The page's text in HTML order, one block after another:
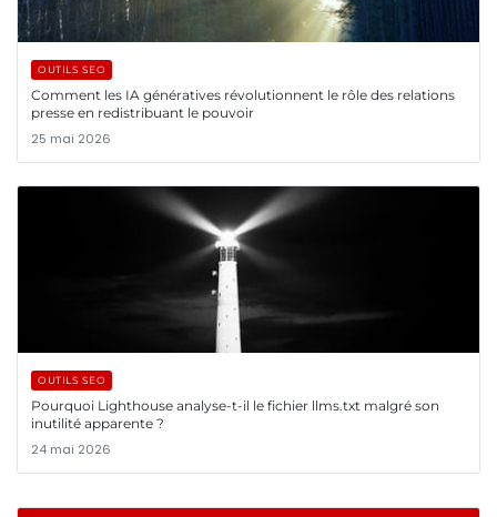
OUTILS SEO
Comment les IA génératives révolutionnent le rôle des relations
presse en redistribuant le pouvoir
25 mai 2026
OUTILS SEO
Pourquoi Lighthouse analyse-t-il le fichier llms.txt malgré son
inutilité apparente ?
24 mai 2026